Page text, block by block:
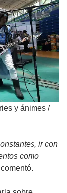
y ánimes /
ir con
como
comentó.